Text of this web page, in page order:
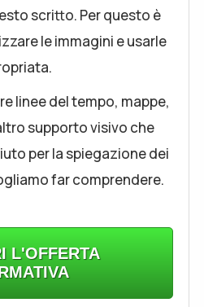
scritto. Per questo è
le immagini e usarle
linee del tempo, mappe,
supporto visivo che
per la spiegazione dei
far comprendere.
L'OFFERTA